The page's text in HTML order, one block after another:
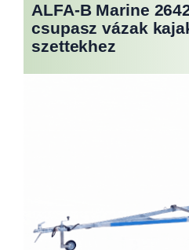
ALFA-B Marine
csupasz vázak
szettekhez